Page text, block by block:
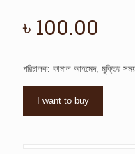
৳ 100.00
পরিচালক: কামাল আহমেদ, মুক্তির
I want to buy